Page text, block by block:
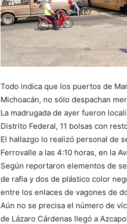
Todo indica que los puertos de
Michoacán, no sólo despachan
La madrugada de ayer fueron
Distrito Federal, 11 bolsas con
El hallazgo lo realizó personal de
Ferrovalle a las 4:10 horas, en la
Según reportaron elementos de
de rafia y dos de plástico color
entre los enlaces de vagones de
Aún no se precisa el número de
de Lázaro Cárdenas llegó a